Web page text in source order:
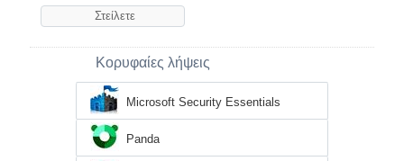
Κορυφαίες λήψεις
Microsoft Security Essentials
Panda